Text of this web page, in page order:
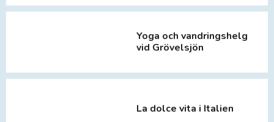
Yoga och vandringshelg
vid Grövelsjön
La dolce vita i Italien